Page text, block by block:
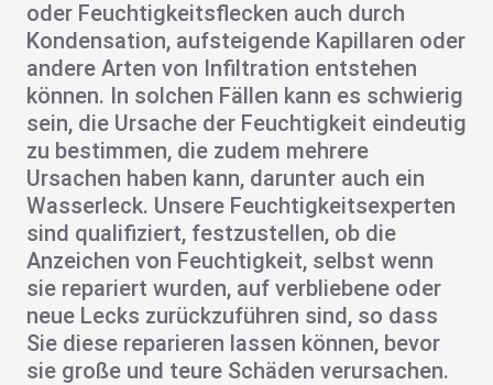
oder Feuchtigkeitsflecken auch durch
Kondensation, aufsteigende Kapillaren oder
andere Arten von Infiltration entstehen
können. In solchen Fällen kann es schwierig
sein, die Ursache der Feuchtigkeit eindeutig
zu bestimmen, die zudem mehrere
Ursachen haben kann, darunter auch ein
Wasserleck. Unsere Feuchtigkeitsexperten
sind qualifiziert, festzustellen, ob die
Anzeichen von Feuchtigkeit, selbst wenn
sie repariert wurden, auf verbliebene oder
neue Lecks zurückzuführen sind, so dass
Sie diese reparieren lassen können, bevor
sie große und teure Schäden verursachen.